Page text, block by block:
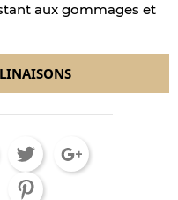
aux gommages et